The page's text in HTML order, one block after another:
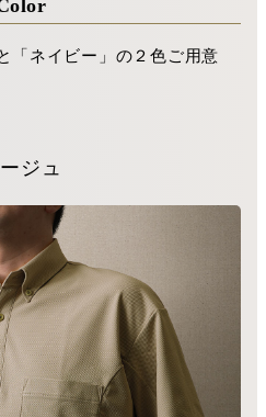
「ネイビー」の２色ご用意
ジュ